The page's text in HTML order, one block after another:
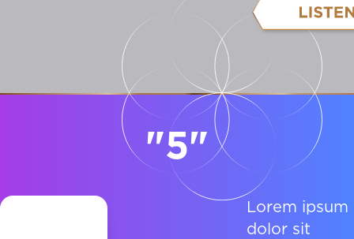
"5"
Lorem ipsum
dolor sit